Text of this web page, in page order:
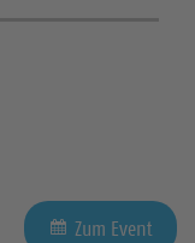
Zum Event